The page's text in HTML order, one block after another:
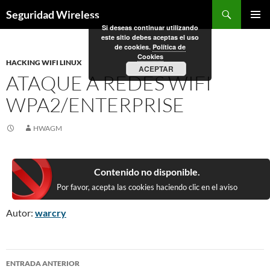
alSeguridad Wireless
HACKING WIFI LINUX
ATAQUE A REDES WIFI
WPA2/ENTERPRISE
HWAGM
Contenido no disponible.
Por favor, acepta las cookies haciendo clic en el aviso
Autor: warcry
Navegación
ENTRADA ANTERIOR
Si deseas continuar utilizando
este sitio debes aceptas el uso
de cookies. Política de
Cookies
ACEPTAR